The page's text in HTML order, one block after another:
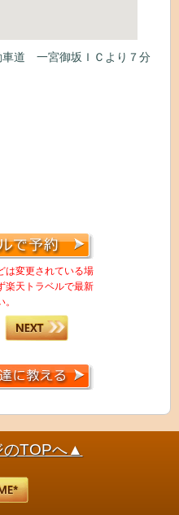
車道 一宮御坂ＩＣより７分
は変更されている場
楽天トラベルで最新
のTOPへ▲